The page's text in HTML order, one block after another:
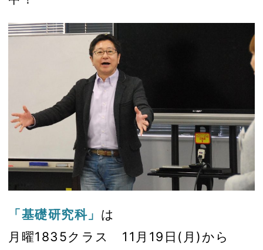
「基礎研究科」 は
月曜1835クラス 11月19日(月)から